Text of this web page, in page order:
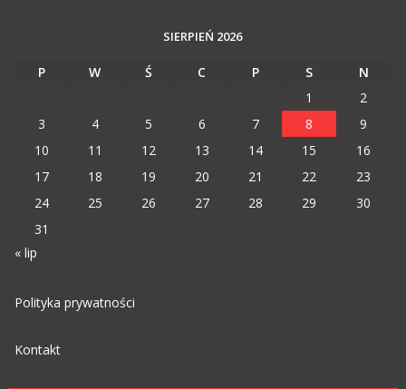
SIERPIEŃ 2026
P W Ś C P S
N
1
2
3
4 5 6 7 8
9
10
11 12 13 14 15
16
17
18 19 20 21 22
23
24
25 26 27 28 29
30
31
« lip
Polityka prywatności
Kontakt